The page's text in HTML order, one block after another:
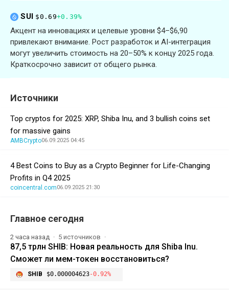
SUI $0.69+0.39%
Акцент на инновациях и целевые уровни $4–$6,90
привлекают внимание. Рост разработок и AI-интеграция
могут увеличить стоимость на 20–50% к концу 2025 года.
Краткосрочно зависит от общего рынка.
Источники
Top cryptos for 2025: XRP, Shiba Inu, and 3 bullish coins set
for massive gains
AMBCrypto06.09.2025 04:45
4 Best Coins to Buy as a Crypto Beginner for Life-Changing
Profits in Q4 2025
coincentral.com06.09.2025 21:30
Главное сегодня
2 часа назад 5 источников
87,5 трлн SHIB: Новая реальность для Shiba Inu.
Сможет ли мем-токен восстановиться?
SHIB $0.000004623-0.92%